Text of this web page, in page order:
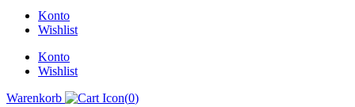
Skip
Konto
Wishlist
Konto
Wishlist
Warenkorb
(0)